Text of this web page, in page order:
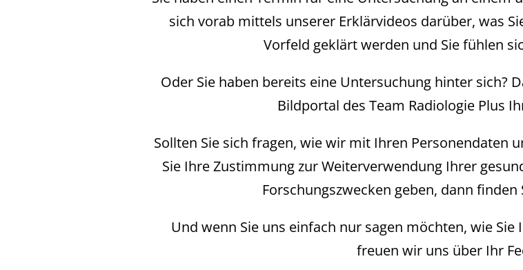
sich vorab mittels unserer Erklärvideos darüber, was
Vorfeld geklärt werden und Sie fühlen
Oder Sie haben bereits eine Untersuchung hinter sich?
Bildportal des Team Radiologie Plus
Sollten Sie sich fragen, wie wir mit Ihren Personendaten
Sie Ihre Zustimmung zur Weiterverwendung Ihrer
Forschungszwecken geben, dann
Und wenn Sie uns einfach nur sagen möchten, wie
freuen wir uns über Ihr